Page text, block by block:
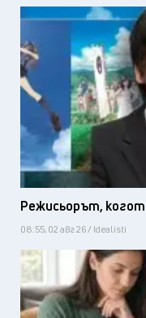
Режисьорът,
08:55, 02 авг 26 / Idealisti